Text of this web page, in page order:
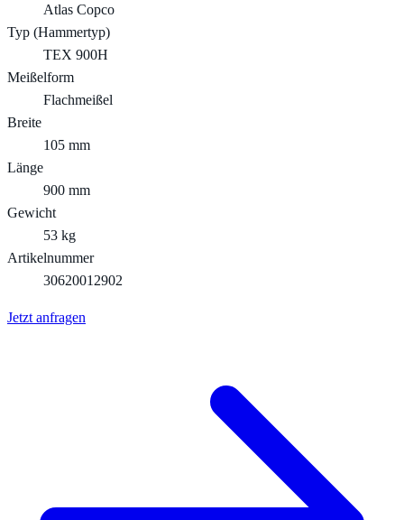
Atlas Copco
Typ (Hammertyp)
TEX 900H
Meißelform
Flachmeißel
Breite
105 mm
Länge
900 mm
Gewicht
53 kg
Artikelnummer
30620012902
Jetzt anfragen